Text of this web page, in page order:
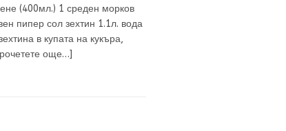
(400мл.) 1 среден морков
пипер сол зехтин 1.1л. вода
в купата на кукъра,
още…]